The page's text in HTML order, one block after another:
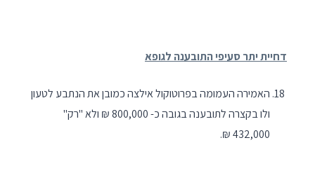
דחיית יתר סעיפי התובענה לגופא
האמירה העמומה בפרוטוקול אילצה כמובן את הנתבע לטעון
ולו בקצרה לתובענה בגובה כ- 800,000 ₪ ולא "רק"
432,000 ₪.